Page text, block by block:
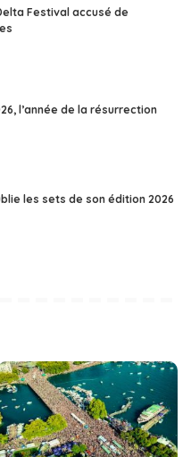
Festival accusé de
l’année de la résurrection
les sets de son édition 2026